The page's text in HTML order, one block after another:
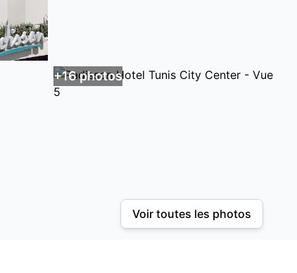
+16photos
Voir toutes les photos